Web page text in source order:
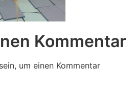
Kommentar
sein, um einen Kommentar